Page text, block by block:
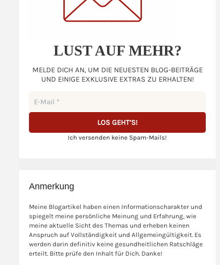
LUST AUF MEHR?
MELDE DICH AN, UM DIE NEUESTEN BLOG-BEITRÄGE
UND EINIGE EXKLUSIVE EXTRAS ZU ERHALTEN!
Ich versenden keine Spam-Mails!
Anmerkung
Meine Blogartikel haben einen Informationscharakter und
spiegelt meine persönliche Meinung und Erfahrung, wie
meine aktuelle Sicht des Themas und erheben keinen
Anspruch auf Vollständigkeit und Allgemeingültigkeit. Es
werden darin definitiv keine gesundheitlichen Ratschläge
erteilt. Bitte prüfe den Inhalt für Dich. Danke!